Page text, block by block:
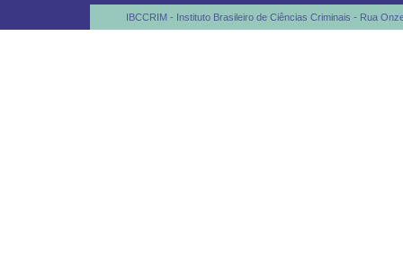
IBCCRIM - Instituto Brasileiro de Ciências Criminais - Rua